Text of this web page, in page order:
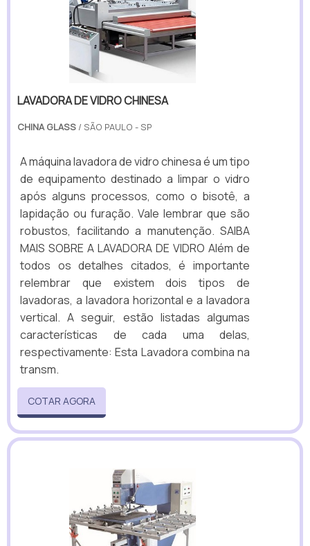
LAVADORA DE VIDRO CHINESA
CHINA GLASS / SÃO PAULO - SP
A máquina lavadora de vidro chinesa é um tipo
de equipamento destinado a limpar o vidro
após alguns processos, como o bisotê, a
lapidação ou furação. Vale lembrar que são
robustos, facilitando a manutenção. SAIBA
MAIS SOBRE A LAVADORA DE VIDRO Além de
todos os detalhes citados, é importante
relembrar que existem dois tipos de
lavadoras, a lavadora horizontal e a lavadora
vertical. A seguir, estão listadas algumas
características de cada uma delas,
respectivamente: Esta Lavadora combina na
transm.
COTAR AGORA